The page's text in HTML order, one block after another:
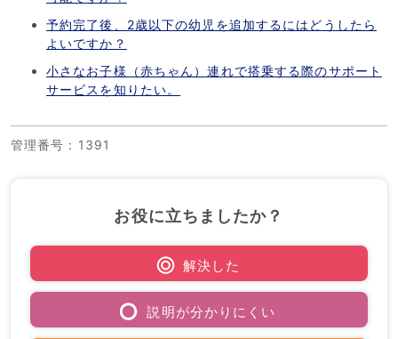
予約完了後、2歳以下の幼児を追加するにはどうしたら
よいですか？
小さなお子様（赤ちゃん）連れで搭乗する際のサポート
サービスを知りたい。
管理番号 ：1391
お役に立ちましたか？
解決した
説明が分かりにくい